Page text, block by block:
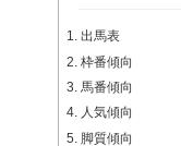
出馬表
枠番傾向
馬番傾向
人気傾向
脚質傾向